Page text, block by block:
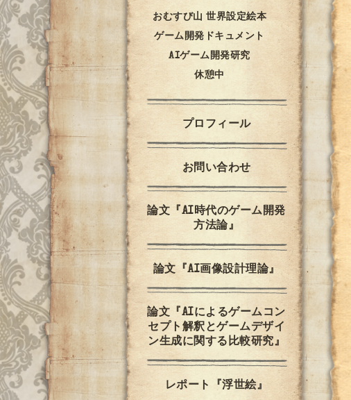
おむすび山 世界設定絵本
ゲーム開発ドキュメント
AIゲーム開発研究
休憩中
プロフィール
お問い合わせ
論文『AI時代のゲーム開発
方法論』
論文『AI画像設計理論』
論文『AIによるゲームコン
セプト解釈とゲームデザイ
ン生成に関する比較研究』
レポート『浮世絵』